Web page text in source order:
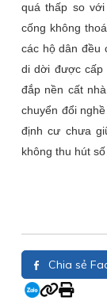
quá thấp so
cống không
các hộ dân đều
di dời được cấp
đắp nền cất
chuyển đổi
định cư chưa
không thu hút
Chia sẻ